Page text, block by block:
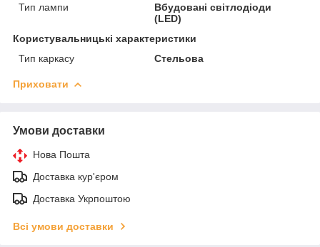
Тип лампи
Вбудовані світлодіоди
(LED)
Користувальницькі характеристики
Тип каркасу
Стельова
Приховати
Умови доставки
Нова Пошта
Доставка кур'єром
Доставка Укрпоштою
Всі умови доставки